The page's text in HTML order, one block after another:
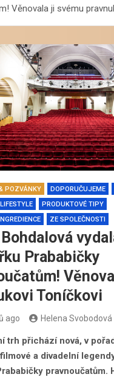
Věnovala ji svému
POZVÁNKY DOPORUČUJEME
LIFESTYLE
PRODUKTOVÉ TIPY
ZE SPOLEČNOSTI
Prababičky
Toníčkovi
ago Helena Svobodová
trh přichází nová, v
a divadelní
pravnoučatům.